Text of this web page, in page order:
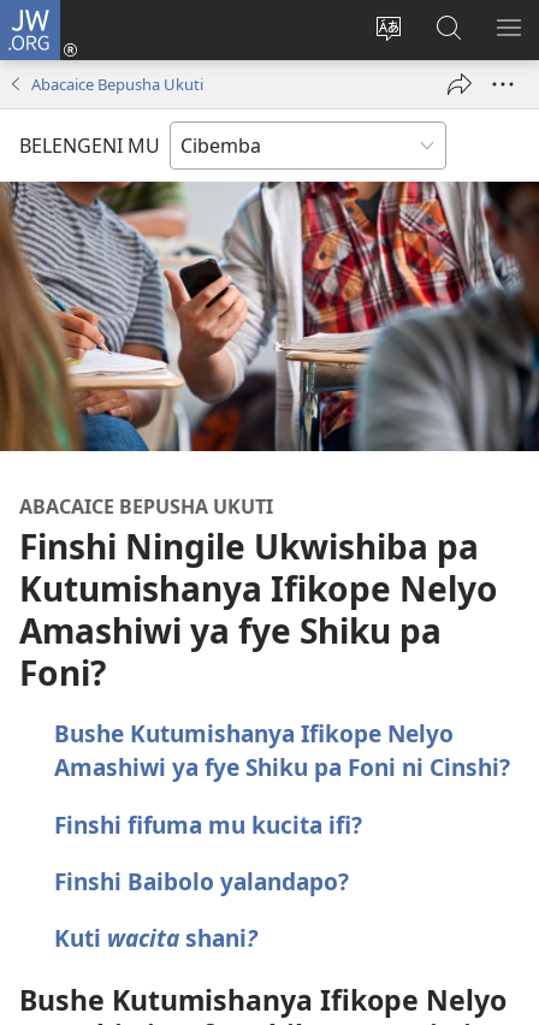
JW.ORG
Bikenipo
Isuleni
(yalaisula Fwayeni
pa
JW.ORG
Abacaice Bepusha Ukuti
BELENGENI MU
ABACAICE BEPUSHA UKUTI
Finshi Ningile Ukwishiba pa
Kutumishanya Ifikope Nelyo
Amashiwi ya fye Shiku pa
Foni?
Bushe Kutumishanya Ifikope Nelyo
Amashiwi ya fye Shiku pa Foni ni Cinshi?
Finshi fifuma mu kucita ifi?
Finshi Baibolo yalandapo?
Kuti wacitashani?
Bushe Kutumishanya Ifikope Nelyo